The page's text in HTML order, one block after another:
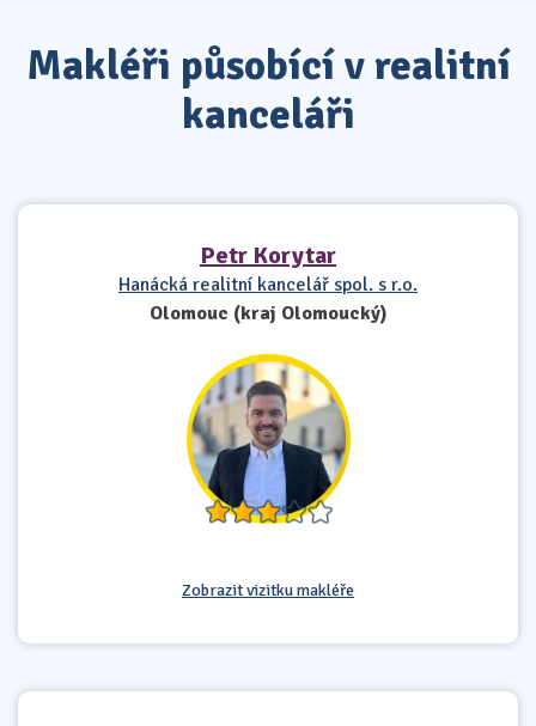
Makléři působící v realitní
kanceláři
Petr Korytar
Hanácká realitní kancelář spol. s r.o.
Olomouc (kraj Olomoucký)
Zobrazit vizitku makléře